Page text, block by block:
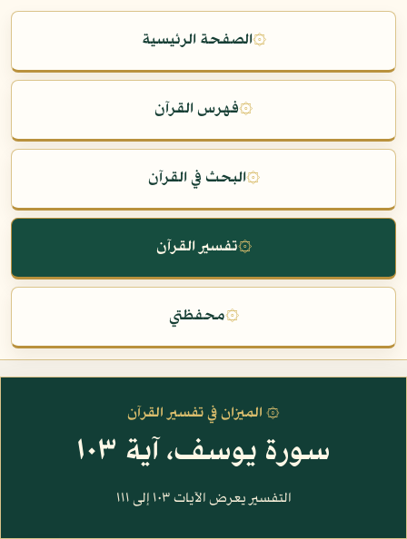
۞الصفحة الرئيسية
۞فهرس القرآن
۞البحث في القرآن
۞تفسير القرآن
۞محفظتي
۞ الميزان في تفسير القرآن
سورة يوسف، آية ١٠٣
التفسير يعرض الآيات ١٠٣ إلى ١١١